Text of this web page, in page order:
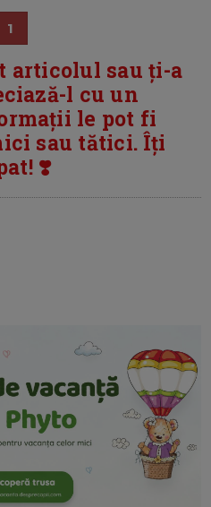
1
articolul sau ți-a
l cu un
le pot fi
sau tătici. Îți
❣️